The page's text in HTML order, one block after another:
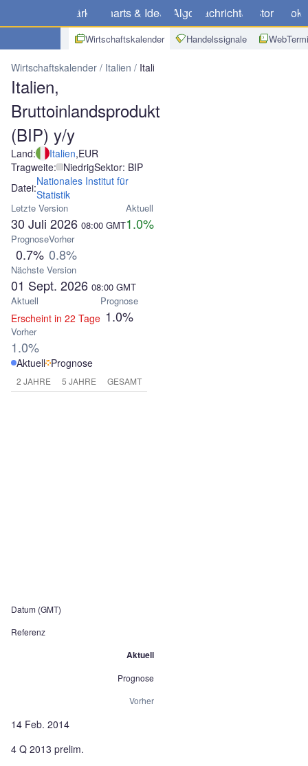
Märkte Charts & Ideen Algo Nachrichten Store
Wirtschaftskalender Handelssignale
Wirtschaftskalender Italien Italien, Bruttoinlandsprodukt (BIP) y/y
Italien,
Bruttoinlandsprodukt
(BIP) y/y
Land: Italien,EUR
Tragweite: NiedrigSektor: BIP
Datei:Nationales Institut für
Statistik
Letzte Version
30 Juli 2026 08:00 GMT
Aktuell
1.0%
Prognose
0.7%
Vorher
0.8%
Nächste Version
01 Sept. 2026 08:00 GMT
Aktuell
Erscheint in 22 Tage
Prognose
1.0%
Vorher
1.0%
Aktuell Prognose
2 JAHRE 5 JAHRE GESAMT
Datum (GMT)
Referenz
Aktuell
Prognose
Vorher
14 Feb. 2014
4 Q 2013 prelim.